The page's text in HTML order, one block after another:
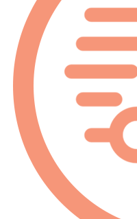
Торты Пироги
Хлеб Пасха